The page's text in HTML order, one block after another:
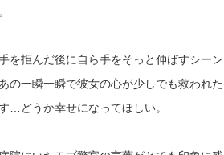
を拒んだ後に自ら手をそっと伸ばすシー
の一瞬一瞬で彼女の心が少しでも救われ
…どうか幸せになってほしい。